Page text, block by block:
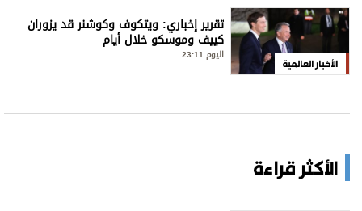
الأخبار العالمية
تقرير إخباري: ويتكوف وكوشنر قد يزوران
كييف وموسكو خلال أيام
اليوم 23:11
الأكثر قراءة